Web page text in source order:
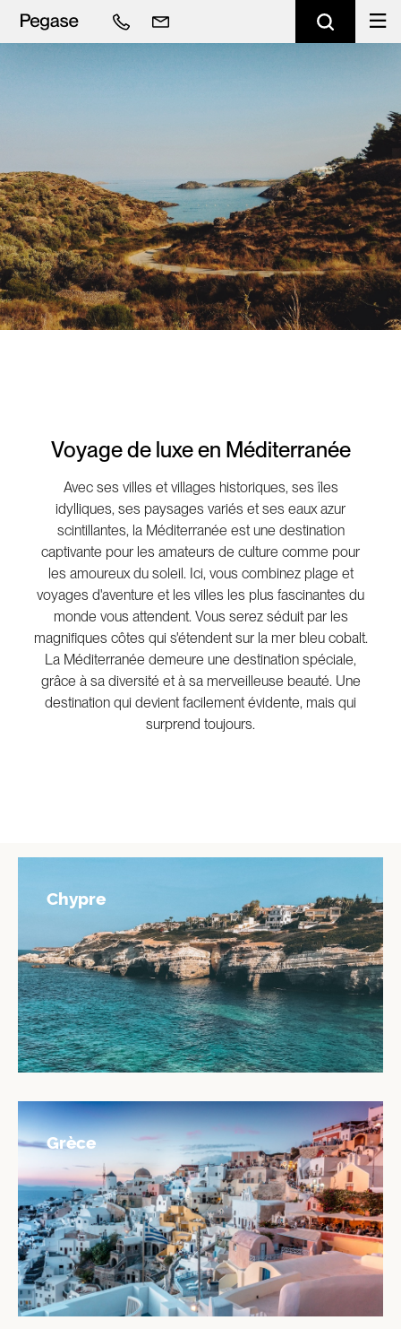
Voyage de luxe en Méditerranée
Avec ses villes et villages historiques, ses îles
idylliques, ses paysages variés et ses eauxazur
scintillantes, la Méditerranée est une destination
captivante pour les amateurs de culture comme pour
les amoureuxdu soleil. Ici, vous combinezplage et
voyages d'aventure et les villes les plus fascinantes du
monde vous attendent. Vous serez séduitpar les
magnifiques côtes qui s'étendentsur la merbleu cobalt.
La Méditerranée demeure une destination spéciale,
grâce à sa diversité et à sa merveilleuse beauté. Une
destination qui devient facilement évidente, mais qui
surprend toujours.
Chypre
Grèce